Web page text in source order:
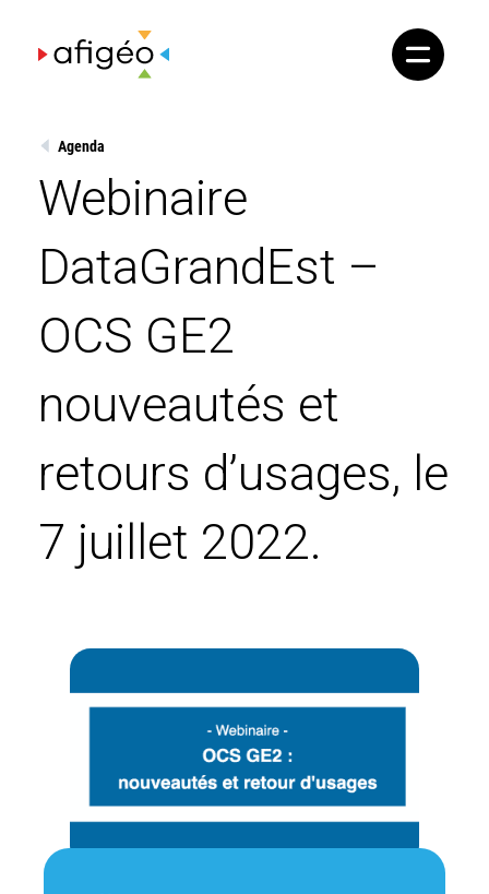
content
Agenda
Webinaire
DataGrandEst –
OCS GE2
nouveautés et
retours d’usages, le
7 juillet 2022.